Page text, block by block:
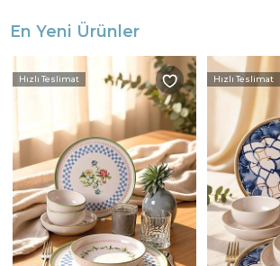
En Yeni Ürünler
Hızlı Teslimat Hızlı Teslimat